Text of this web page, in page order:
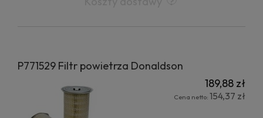
P771529 Filtr powietrza Donaldson
189,88 zł
Cena netto: 154,37 zł